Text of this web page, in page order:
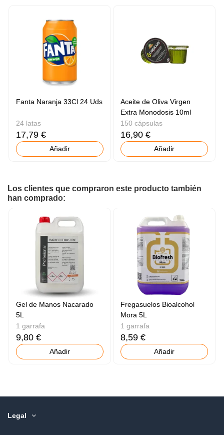
Fanta Naranja 33Cl 24 Uds
24 latas
17,79 €
Añadir
Aceite de Oliva Virgen
Extra Monodosis 10ml
150 cápsulas
16,90 €
Añadir
Los clientes que compraron este producto también
han comprado:
Gel de Manos Nacarado
5L
1 garrafa
9,80 €
Añadir
Fregasuelos Bioalcohol
Mora 5L
1 garrafa
8,59 €
Añadir
Legal